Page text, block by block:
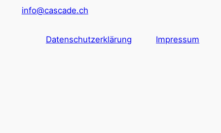
info@cascade.ch
Datenschutzerklärung Impressum